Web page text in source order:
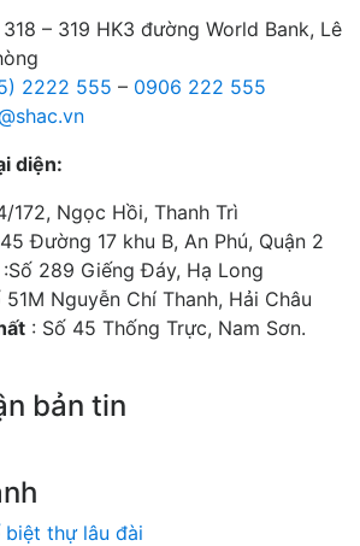
318 – 319 HK3 đường World Bank, Lê
2222 555 – 0906 222 555
diện:
172, Ngọc Hồi, Thanh Trì
Đường 17 khu B, An Phú, Quận 2
:Số 289 Giếng Đáy, Hạ Long
51M Nguyễn Chí Thanh, Hải Châu
: Số 45 Thống Trực, Nam Sơn.
bản tin
biệt thự lâu đài